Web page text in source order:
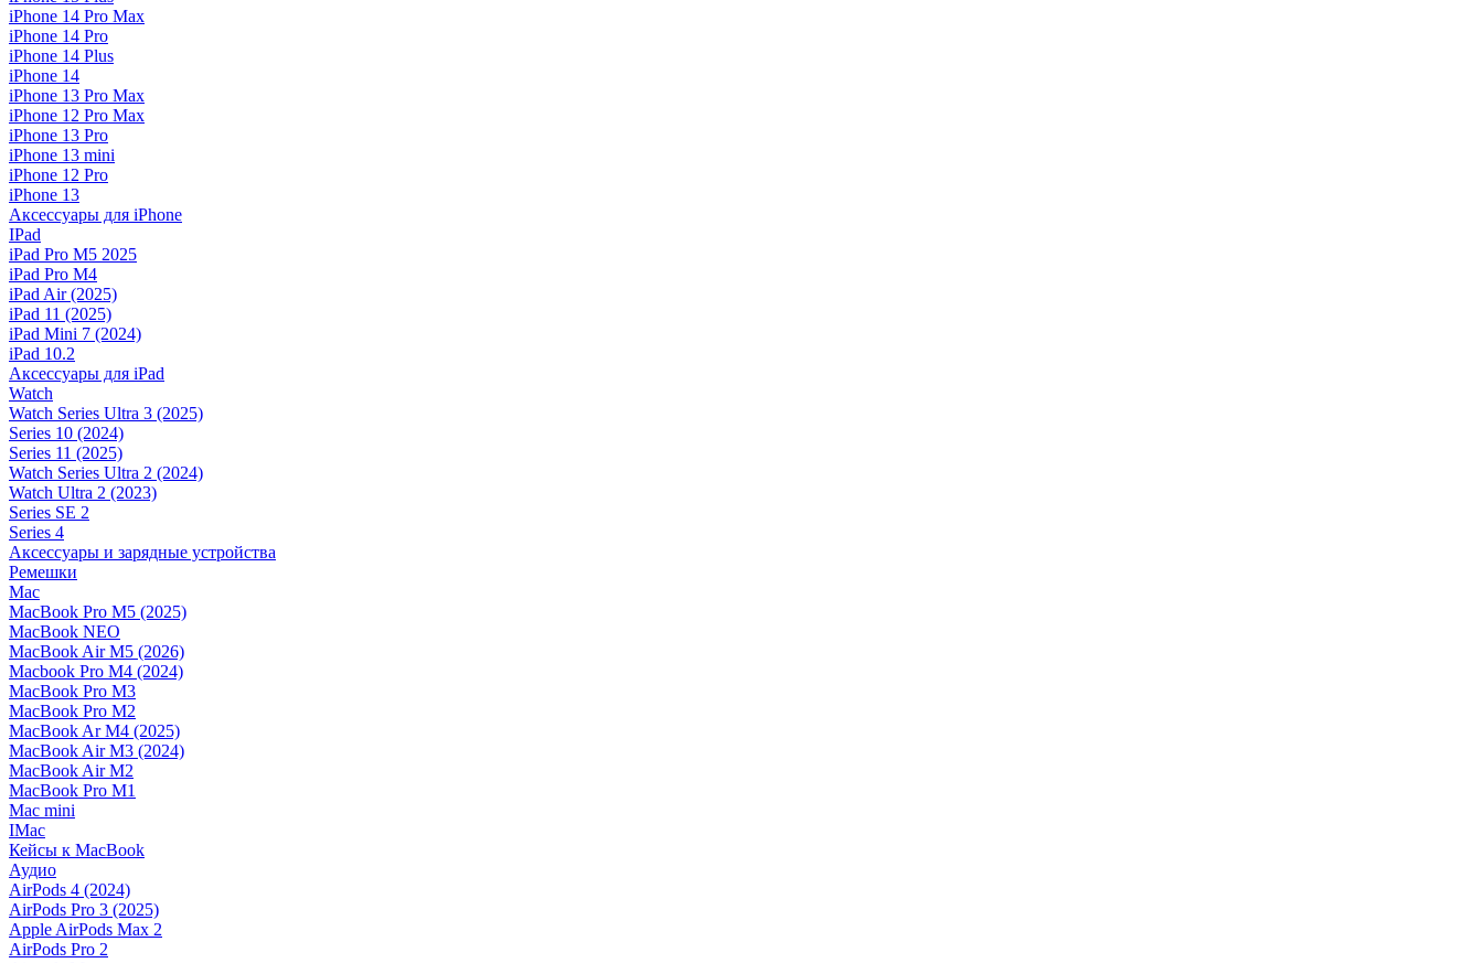
iPhone 14 Pro Max
iPhone 14 Pro
iPhone 14 Plus
iPhone 14
iPhone 13 Pro Max
iPhone 12 Pro Max
iPhone 13 Pro
iPhone 13 mini
iPhone 12 Pro
iPhone 13
Аксессуары для iPhone
IPad
iPad Pro M5 2025
iPad Pro M4
iPad Air (2025)
iPad 11 (2025)
iPad Mini 7 (2024)
iPad 10.2
Аксессуары для iPad
Watch
Watch Series Ultra 3 (2025)
Series 10 (2024)
Series 11 (2025)
Watch Series Ultra 2 (2024)
Watch Ultra 2 (2023)
Series SE 2
Series 4
Аксессуары и зарядные устройства
Ремешки
Mac
MacBook Pro M5 (2025)
MacBook NEO
MacBook Air M5 (2026)
Macbook Pro M4 (2024)
MacBook Pro M3
MacBook Pro M2
MacBook Ar M4 (2025)
MacBook Air M3 (2024)
MacBook Air M2
MacBook Pro M1
Mac mini
IMac
Кейсы к MacBook
Аудио
AirPods 4 (2024)
AirPods Pro 3 (2025)
Apple AirPods Max 2
AirPods Pro 2